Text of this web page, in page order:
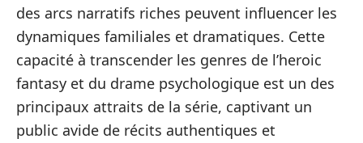
des arcs narratifs riches peuvent influencer les
dynamiques familiales et dramatiques. Cette
capacité à transcender les genres de l’heroic
fantasy et du drame psychologique est un des
principaux attraits de la série, captivant un
public avide de récits authentiques et